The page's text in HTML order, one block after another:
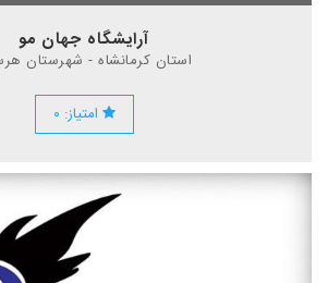
آرایشگاه جهان مو
استان کرمانشاه - شهرستان
امتیاز: ۰